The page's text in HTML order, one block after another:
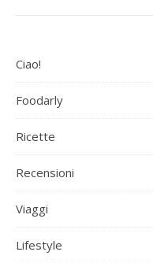
Ciao!
Foodarly
Ricette
Recensioni
Viaggi
Lifestyle